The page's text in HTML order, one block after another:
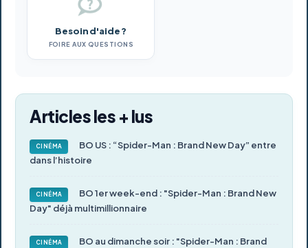
Besoin d'aide ?
FOIRE AUX QUESTIONS
Articles les + lus
CINÉMA
BO US : “Spider-Man : Brand New Day” entre
dans l’histoire
CINÉMA
BO 1er week-end : "Spider-Man : Brand New
Day" déjà multimillionnaire
CINÉMA
BO au dimanche soir : "Spider-Man : Brand